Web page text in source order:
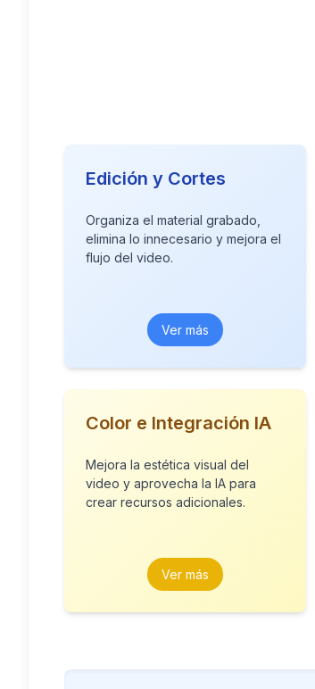
Edición y Cortes
Organiza el material grabado,
elimina lo innecesario y mejora el
flujo del video.
Ver más
Color e Integración IA
Mejora la estética visual del
video y aprovecha la IA para
crear recursos adicionales.
Ver más